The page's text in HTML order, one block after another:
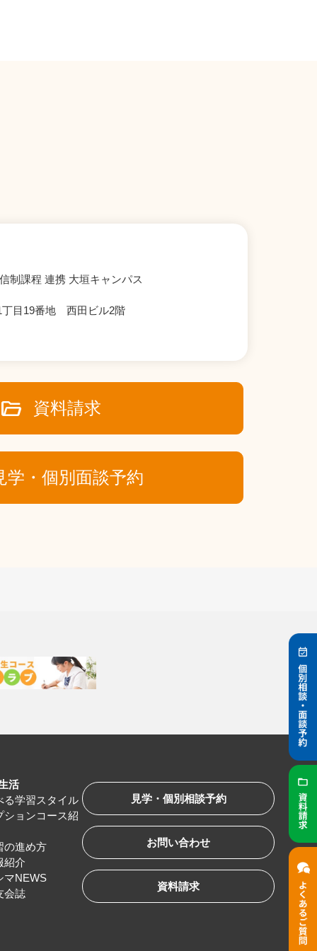
制課程 連携 大垣キャンパス
丁目19番地 西田ビル2階
folder_open 資料請求
学・個別面談予約
活
る学習スタイル
ションコース紹
の進め方
紹介
マNEWS
会誌
見学・個別相談予約
お問い合わせ
資料請求